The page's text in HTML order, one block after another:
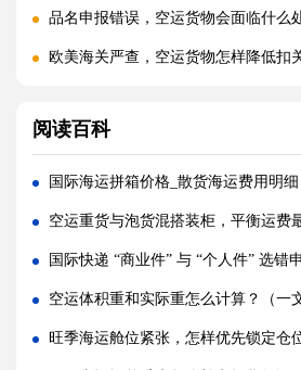
品名申报错误，空运货物会面临什么
欧美海关严查，空运货物怎样降低扣
散货拼箱空运和整板空运，哪种性价
空运重货和泡货如何计费，计算公式
旺季空运运价持续上涨，如何提前锁
FBA 热门仓空运扎堆派送，如何拿
国际空运三单不一致，海关扣货如何
FBA 热门仓派送预约爆满，快递直送
阅读百科
国际海运拼箱价格_散货海运费用明
空运重货与泡货混搭装柜，平衡运费
国际快递 “商业件” 与 “个人件” 选错
空运体积重和实际重怎么计算？（一
旺季海运舱位紧张，怎样优先锁定仓